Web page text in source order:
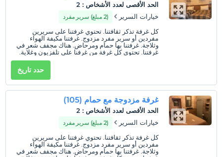
الحد الأقصى لعدد الأشخاص :
2
خيارات السرير
(2 مبلغ) سرير مفرد
كل غرفة تذكر ثقافتنا. تحتوي غرفتنا على سريرين
مفردين أو سرير مفرد مزدوج. غرفتنا مكيفة الهواء
وثلاجة. غرفتنا بها حمام ومرحاض. هناك مجفف شعر في
غرفتنا. تحتوي كل غرفة من غرفنا على تلفزيون وغلاية.
حدد تاريخ
غرفة مزدوجة مع حمام (105)
الحد الأقصى لعدد الأشخاص :
2
خيارات السرير
(2 مبلغ) سرير مفرد
كل غرفة تذكر ثقافتنا. تحتوي غرفتنا على سريرين
مفردين أو سرير مفرد مزدوج. غرفتنا مكيفة الهواء
وثلاجة. غرفتنا بها حمام ومرحاض. هناك مجفف شعر في